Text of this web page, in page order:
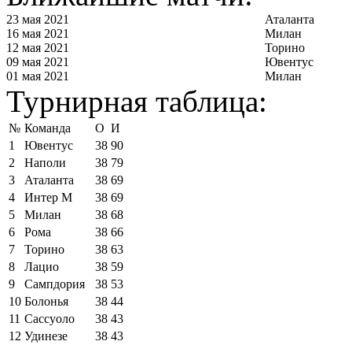
23 мая 2021
Аталанта
16 мая 2021
Милан
12 мая 2021
Торино
09 мая 2021
Ювентус
01 мая 2021
Милан
Турнирная таблица:
№ Команда О И
1
Ювентус 38 90
2
Наполи 38 79
3
Аталанта 38 69
4
Интер М 38 69
5
Милан 38 68
6
Рома 38 66
7
Торино 38 63
8
Лацио 38 59
9
Сампдория 38 53
10 Болонья 38 44
11 Сассуоло 38 43
12 Удинезе 38 43